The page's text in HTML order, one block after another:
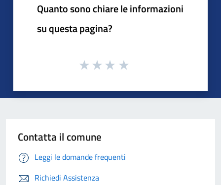
Quanto sono chiare le informazioni
su questa pagina?
Contatta il comune
Leggi le domande frequenti
Richiedi Assistenza